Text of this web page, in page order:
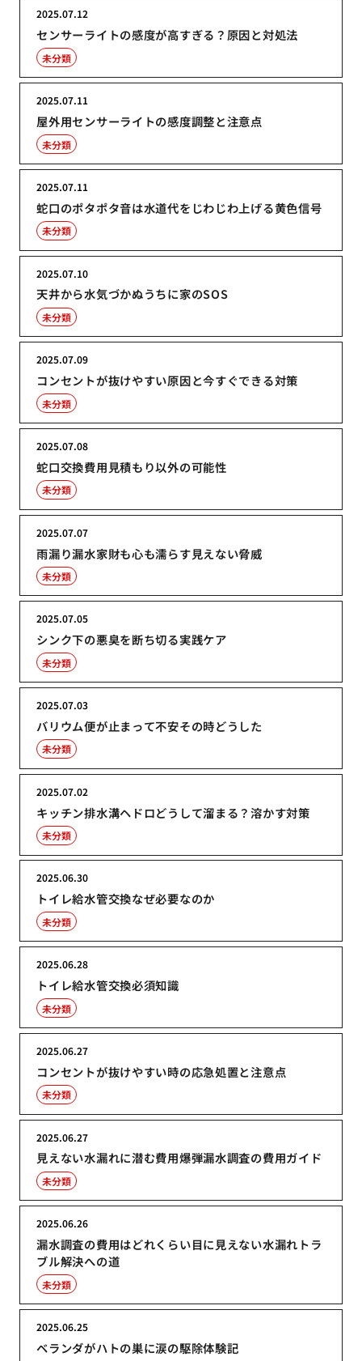
センサーライトの感度が高すぎる？原因と対処法
2025.07.12
未分類
屋外用センサーライトの感度調整と注意点
2025.07.11
未分類
蛇口のポタポタ音は水道代をじわじわ上げる黄色信号
2025.07.11
未分類
天井から水気づかぬうちに家のSOS
2025.07.10
未分類
コンセントが抜けやすい原因と今すぐできる対策
2025.07.09
未分類
蛇口交換費用見積もり以外の可能性
2025.07.08
未分類
雨漏り漏水家財も心も濡らす見えない脅威
2025.07.07
未分類
シンク下の悪臭を断ち切る実践ケア
2025.07.05
未分類
バリウム便が止まって不安その時どうした
2025.07.03
未分類
キッチン排水溝ヘドロどうして溜まる？溶かす対策
2025.07.02
未分類
トイレ給水管交換なぜ必要なのか
2025.06.30
未分類
トイレ給水管交換必須知識
2025.06.28
未分類
コンセントが抜けやすい時の応急処置と注意点
2025.06.27
未分類
見えない水漏れに潜む費用爆弾漏水調査の費用ガイド
2025.06.27
未分類
漏水調査の費用はどれくらい目に見えない水漏れトラ
ブル解決への道
2025.06.26
未分類
ベランダがハトの巣に涙の駆除体験記
2025.06.25